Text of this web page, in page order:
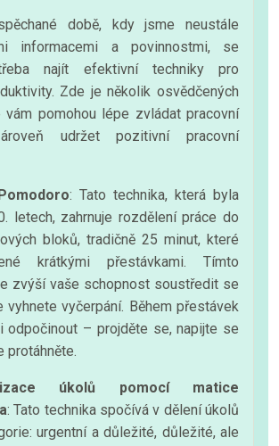
době, kdy jsme neustále
informacemi a povinnostmi, se
najít efektivní techniky pro
Zde je několik osvědčených
vám pomohou lépe zvládat pracovní
udržet pozitivní pracovní
: Tato technika, která byla
letech, zahrnuje rozdělení práce do
bloků, tradičně 25 minut, které
krátkými přestávkami. Tímto
zvýší vaše schopnost soustředit se
vyhnete vyčerpání. Během přestávek
odpočinout – projděte se, napijte se
protáhněte.
úkolů pomocí matice
: Tato technika spočívá v dělení úkolů
urgentní a důležité, důležité, ale